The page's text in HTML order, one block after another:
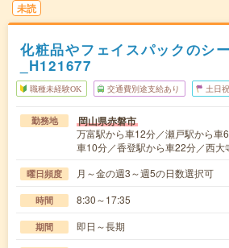
未読
化粧品やフェイスパックのシ
_H121677
職種未経験OK 交通費別途支給あり 土日
勤務地 岡山県赤磐市
万富駅から車12分／瀬戸駅から車
車10分／香登駅から車22分／西大
曜日頻度 月～金の週3～週5の日数選択可
時間 8:30～17:35
期間 即日～長期